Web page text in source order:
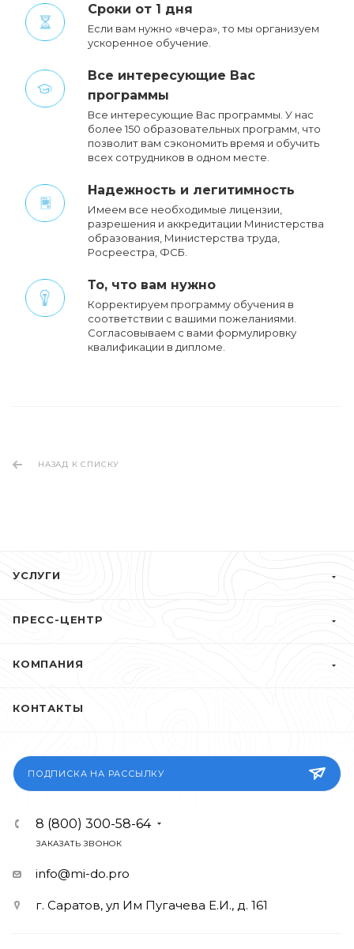
Сроки от 1 дня
Если вам нужно «вчера», то мы организуем
ускоренное обучение.
Все интересующие Вас
программы
Все интересующие Вас программы. У нас
более 150 образовательных программ, что
позволит вам сэкономить время и обучить
всех сотрудников в одном месте.
Надежность и легитимность
Имеем все необходимые лицензии,
разрешения и аккредитации Министерства
образования, Министерства труда,
Росреестра, ФСБ.
То, что вам нужно
Корректируем программу обучения в
соответствии с вашими пожеланиями.
Cогласовываем с вами формулировку
квалификации в дипломе.
НАЗАД К СПИСКУ
УСЛУГИ
ПРЕСС-ЦЕНТР
КОМПАНИЯ
КОНТАКТЫ
ПОДПИСКА НА РАССЫЛКУ
8 (800) 300-58-64
ЗАКАЗАТЬ ЗВОНОК
info@mi-do.pro
г. Саратов, ул Им Пугачева Е.И., д. 161